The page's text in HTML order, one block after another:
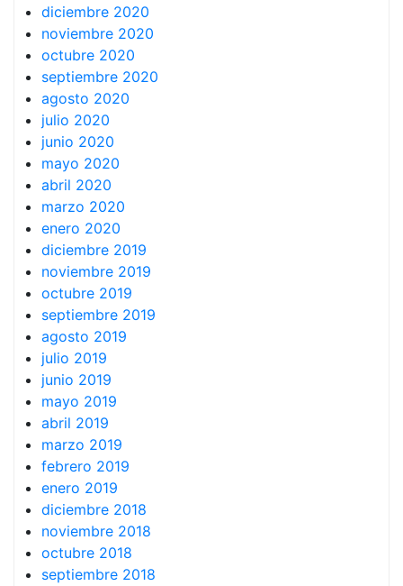
diciembre 2020
noviembre 2020
octubre 2020
septiembre 2020
agosto 2020
julio 2020
junio 2020
mayo 2020
abril 2020
marzo 2020
enero 2020
diciembre 2019
noviembre 2019
octubre 2019
septiembre 2019
agosto 2019
julio 2019
junio 2019
mayo 2019
abril 2019
marzo 2019
febrero 2019
enero 2019
diciembre 2018
noviembre 2018
octubre 2018
septiembre 2018